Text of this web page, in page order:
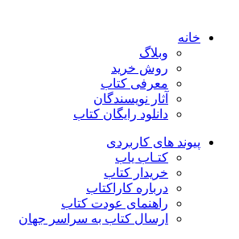
خانه
وبلاگ
روش خرید
معرفی کتاب
آثار نویسندگان
دانلود رایگان کتاب
پیوند های کاربردی
کتـاب یاب
خریدار کتاب
درباره کاراکتاب
راهنمای عودت کتاب
ارسال کتاب به سراسر جهان